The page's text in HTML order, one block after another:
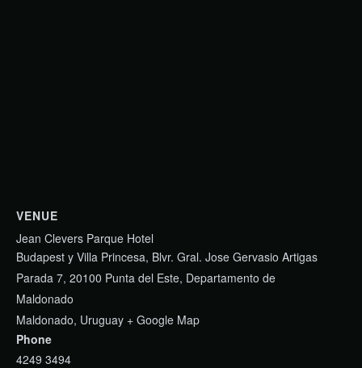
VENUE
Jean Clevers Parque Hotel
Budapest y Villa Princesa, Blvr. Gral. Jose Gervasio Artigas
Parada 7, 20100 Punta del Este, Departamento de
Maldonado
Maldonado, Uruguay + Google Map
Phone
4249 3494